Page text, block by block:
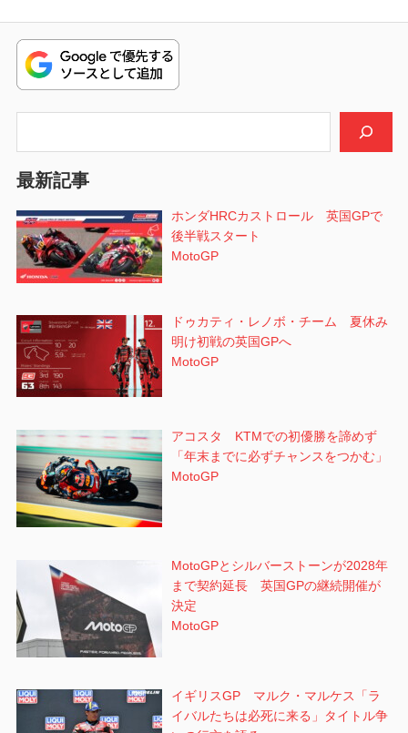
ビ
ゲ
ー
ン
稿:
最新記事
ホンダHRCカストロール 英国GPで
後半戦スタート
MotoGP
ドゥカティ・レノボ・チーム 夏休み
明け初戦の英国GPへ
MotoGP
アコスタ KTMでの初優勝を諦めず
「年末までに必ずチャンスをつかむ」
MotoGP
MotoGPとシルバーストーンが2028年
まで契約延長 英国GPの継続開催が
決定
MotoGP
イギリスGP マルク・マルケス「ラ
イバルたちは必死に来る」タイトル争